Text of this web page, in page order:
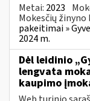
Metai: 2023
Mokesčių
pakeitimai »
2024 m.
Dėl leidinio
lengvata
kaupimo